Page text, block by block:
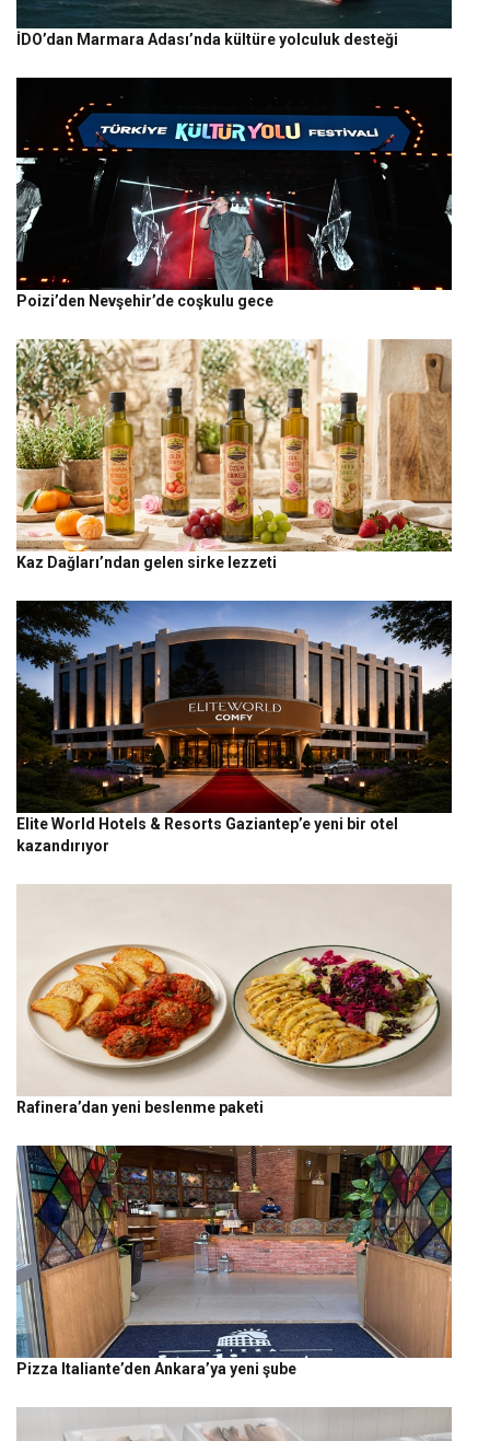
İDO’dan Marmara Adası’nda kültüre yolculuk desteği
Poizi’den Nevşehir’de coşkulu gece
Kaz Dağları’ndan gelen sirke lezzeti
Elite World Hotels & Resorts Gaziantep’e yeni bir otel
kazandırıyor
Rafinera’dan yeni beslenme paketi
Pizza Italiante’den Ankara’ya yeni şube